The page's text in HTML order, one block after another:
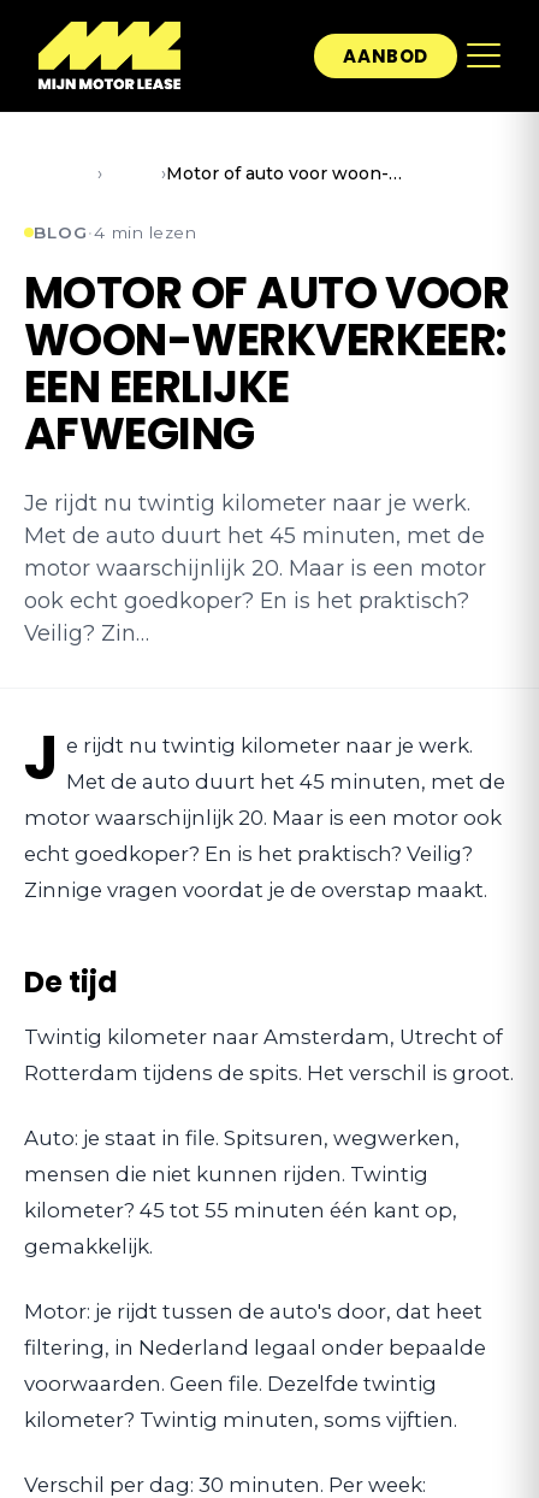
AANBOD
› › Motor of auto voor woon-werkverkeer: een eerlijke afweging
BLOG·4 min lezen
MOTOR OF AUTO VOOR
WOON-WERKVERKEER:
EEN EERLIJKE
AFWEGING
Je rijdt nu twintig kilometer naar je werk.
Met de auto duurt het 45 minuten, met de
motor waarschijnlijk 20. Maar is een motor
ook echt goedkoper? En is het praktisch?
Veilig? Zin…
J e rijdt nu twintig kilometer naar je werk.
Met de auto duurt het 45 minuten, met de
motor waarschijnlijk 20. Maar is een motor ook
echt goedkoper? En is het praktisch? Veilig?
Zinnige vragen voordat je de overstap maakt.
De tijd
Twintig kilometer naar Amsterdam, Utrecht of
Rotterdam tijdens de spits. Het verschil is groot.
Auto: je staat in file. Spitsuren, wegwerken,
mensen die niet kunnen rijden. Twintig
kilometer? 45 tot 55 minuten één kant op,
gemakkelijk.
Motor: je rijdt tussen de auto's door, dat heet
filtering, in Nederland legaal onder bepaalde
voorwaarden. Geen file. Dezelfde twintig
kilometer? Twintig minuten, soms vijftien.
Verschil per dag: 30 minuten. Per week: